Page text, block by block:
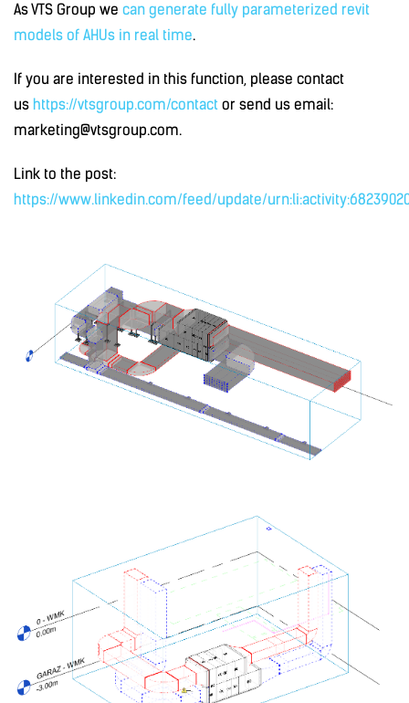
As VTS Group we can generate fully parameterized revit
models of AHUs in real time.
If you are interested in this function, please contact
us https://vtsgroup.com/contact or send us email:
marketing@vtsgroup.com.
Link to the post:
https://www.linkedin.com/feed/update/